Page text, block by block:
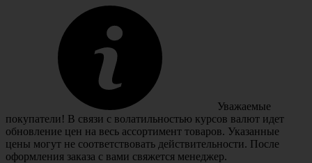
Уважаемые
покупатели! В связи с волатильностью курсов валют идет
обновление цен на весь ассортимент товаров. Указанные
цены могут не соответствовать действительности. После
оформления заказа с вами свяжется менеджер.